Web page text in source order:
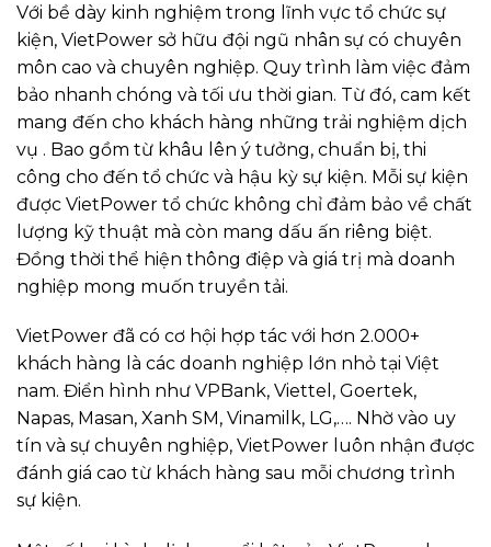
Với bề dày kinh nghiệm trong lĩnh vực tổ chức sự
kiện, VietPower sở hữu đội ngũ nhân sự có chuyên
môn cao và chuyên nghiệp. Quy trình làm việc đảm
bảo nhanh chóng và tối ưu thời gian. Từ đó, cam kết
mang đến cho khách hàng những trải nghiệm dịch
vụ . Bao gồm từ khâu lên ý tưởng, chuẩn bị, thi
công cho đến tổ chức và hậu kỳ sự kiện. Mỗi sự kiện
được VietPower tổ chức không chỉ đảm bảo về chất
lượng kỹ thuật mà còn mang dấu ấn riêng biệt.
Đồng thời thể hiện thông điệp và giá trị mà doanh
nghiệp mong muốn truyền tải.
VietPower đã có cơ hội hợp tác với hơn 2.000+
khách hàng là các doanh nghiệp lớn nhỏ tại Việt
nam. Điển hình như VPBank, Viettel, Goertek,
Napas, Masan, Xanh SM, Vinamilk, LG,…. Nhờ vào uy
tín và sự chuyên nghiệp, VietPower luôn nhận được
đánh giá cao từ khách hàng sau mỗi chương trình
sự kiện.